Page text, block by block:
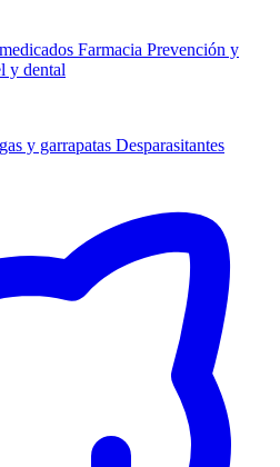
Farmacia Prevención y
y dental
y garrapatas Desparasitantes